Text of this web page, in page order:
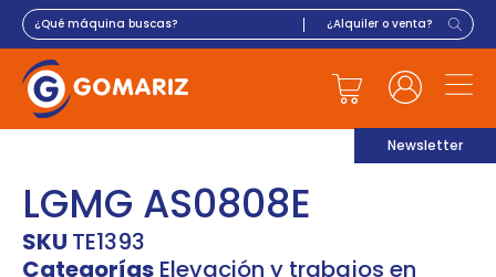
Newsletter
LGMG AS0808E
SKU TE1393
Categorías Elevación y trabajos en